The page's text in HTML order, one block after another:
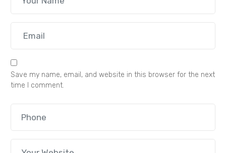
Save my name, email, and website in this browser for the next
time I comment.